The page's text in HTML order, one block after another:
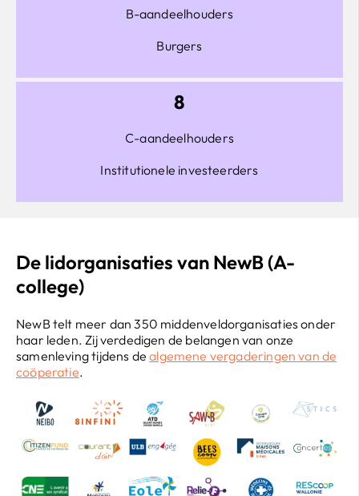
B-aandeelhouders
Burgers
8
C-aandeelhouders
Institutionele investeerders
De lidorganisaties van NewB (A-
college)
NewB telt meer dan 350 middenveldorganisaties onder
haar leden. Zij verdedigen de belangen van onze
samenleving tijdens dealgemene vergaderingen van de
coöperatie.